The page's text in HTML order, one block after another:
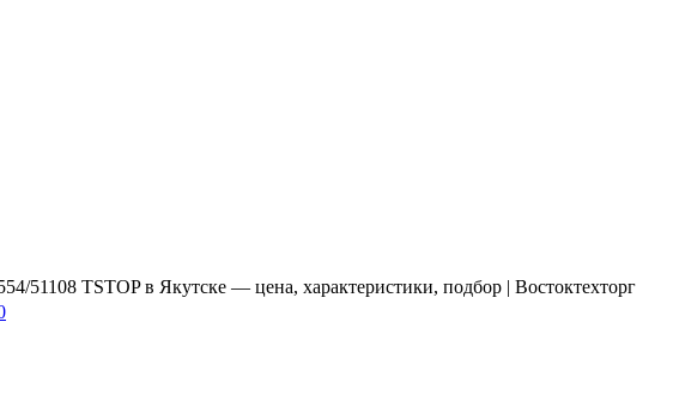
51108 TSTOP в Якутске — цена, характеристики, подбор | Востоктехторг